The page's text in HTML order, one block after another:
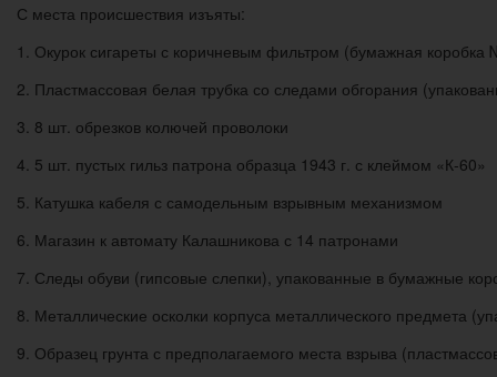
С места происшествия изъяты:
1. Окурок сигареты с коричневым фильтром (бумажная коробка
2. Пластмассовая белая трубка со следами обгорания
3. 8 шт. обрезков колючей проволоки
4. 5 шт. пустых гильз патрона образца 1943 г. с клеймом «К-60»
5. Катушка кабеля с самодельным взрывным механизмом
6. Магазин к автомату Калашникова с 14 патронами
7. Следы обуви (гипсовые слепки), упакованные в бумажные
8. Металлические осколки корпуса металлического предмета
9. Образец грунта с предполагаемого места взрыва